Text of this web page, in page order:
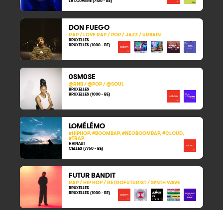
DON FUEGO
RAP / LOVE RAP / POP / JAZZ / URBAIN
BRUXELLES
BRUXELLES (1000 - BE)
0SM0SE
@RNB / @POP / @SOUL
BRUXELLES
BRUXELLES (1000 - BE)
LOMÉLÉMO
#HIPHOP, #BOOMBAP, #NEOBOOMBAP, #CLOUD,
#TRAP
HAINAUT
CELLES (7760 - BE)
FUTUR BANDIT
RAP / HIP HOP / RETROFUTURIST / SYNTH WAVE
BRUXELLES
BRUXELLES (1000 - BE)